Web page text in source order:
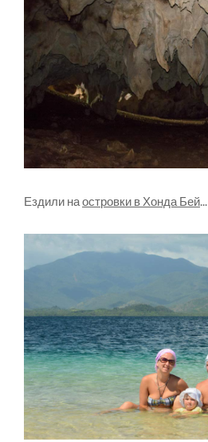
Ездили наостровки в Хонда Бей...